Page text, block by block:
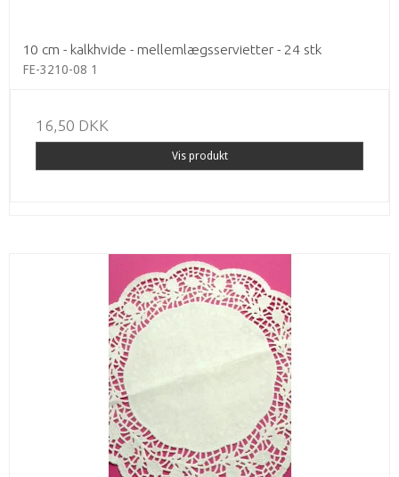
10 cm - kalkhvide - mellemlægsservietter - 24 stk
FE-3210-08 1
16,50 DKK
Vis produkt